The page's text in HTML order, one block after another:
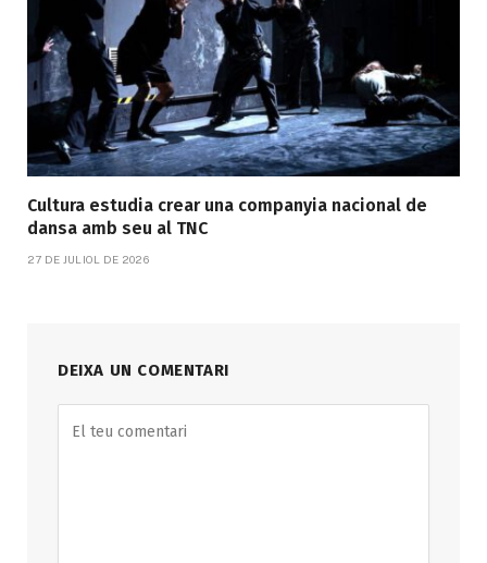
Cultura estudia crear una companyia nacional de
dansa amb seu al TNC
27 DE JULIOL DE 2026
DEIXA UN COMENTARI